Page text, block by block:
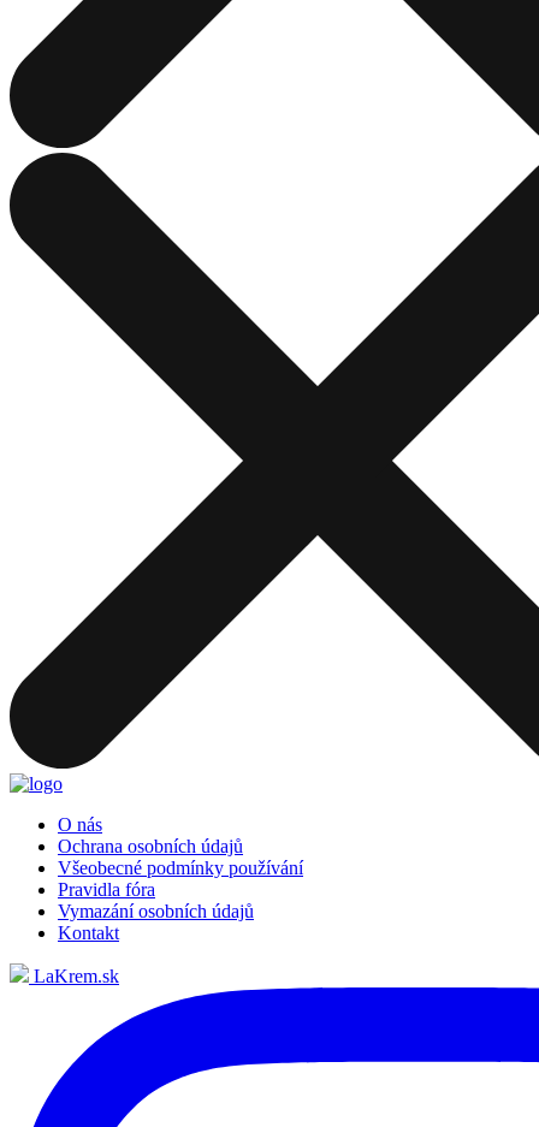
O nás
Ochrana osobních údajů
Všeobecné podmínky používání
Pravidla fóra
Vymazání osobních údajů
Kontakt
LaKrem.sk